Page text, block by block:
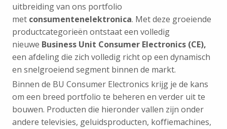
uitbreiding van ons portfolio
met consumentenelektronica. Met deze groeiende
productcategorieën ontstaat een volledig
nieuwe Business Unit Consumer Electronics (CE),
een afdeling die zich volledig richt op een dynamisch
en snelgroeiend segment binnen de markt.
Binnen de BU Consumer Electronics krijg je de kans
om een breed portfolio te beheren en verder uit te
bouwen. Producten die hieronder vallen zijn onder
andere televisies, geluidsproducten, koffiemachines,